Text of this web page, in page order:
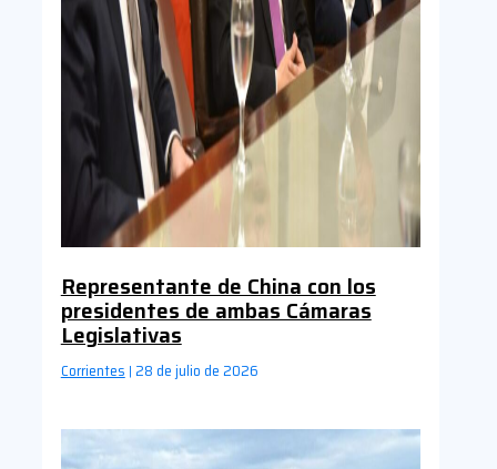
Representante de China con los
presidentes de ambas Cámaras
Legislativas
Corrientes | 28 de julio de 2026